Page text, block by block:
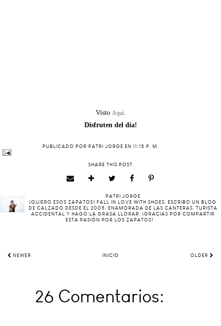
Visto Aquí.
Disfruten del día!
PUBLICADO POR PATRI JORGE EN 11:15 P. M.
SHARE THIS POST
PATRI JORGE
¡QUIERO ESOS ZAPATOS! FALL IN LOVE WITH SHOES. ESCRIBO UN BLOG
DE CALZADO DESDE EL 2005. ENAMORADA DE LAS CANTERAS, TURISTA
ACCIDENTAL Y HAGO LA GRASA LLORAR. ¡GRACIAS POR COMPARTIR
ESTA PASIÓN POR LOS ZAPATOS!
NEWER INICIO OLDER
26 Comentarios: